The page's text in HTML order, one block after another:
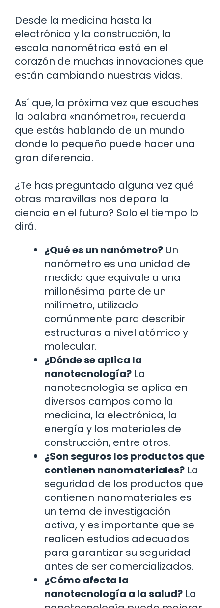
Desde la medicina hasta la
electrónica y la construcción, la
escala nanométrica está en el
corazón de muchas innovaciones que
están cambiando nuestras vidas.
Así que, la próxima vez que escuches
la palabra «nanómetro», recuerda
que estás hablando de un mundo
donde lo pequeño puede hacer una
gran diferencia.
¿Te has preguntado alguna vez qué
otras maravillas nos depara la
ciencia en el futuro? Solo el tiempo lo
dirá.
¿Qué es un nanómetro? Un
nanómetro es una unidad de
medida que equivale a una
millonésima parte de un
milímetro, utilizado
comúnmente para describir
estructuras a nivel atómico y
molecular.
¿Dónde se aplica la
nanotecnología? La
nanotecnología se aplica en
diversos campos como la
medicina, la electrónica, la
energía y los materiales de
construcción, entre otros.
¿Son seguros los productos que
contienen nanomateriales? La
seguridad de los productos que
contienen nanomateriales es
un tema de investigación
activa, y es importante que se
realicen estudios adecuados
para garantizar su seguridad
antes de ser comercializados.
¿Cómo afecta la
nanotecnología a la salud? La